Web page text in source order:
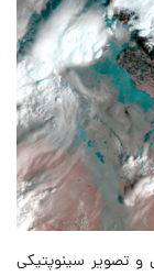
تصویر سینوپتیکی